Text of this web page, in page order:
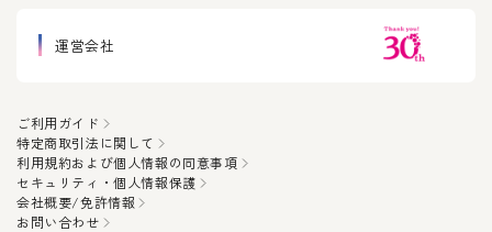
運営会社
ご利用ガイド
特定商取引法に関して
利用規約および個人情報の同意事項
セキュリティ・個人情報保護
会社概要/免許情報
お問い合わせ